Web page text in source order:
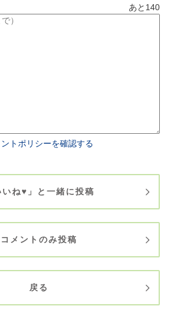
あと 140
ントポリシーを確認する
いね♥」と一緒に投稿
コメントのみ投稿
戻る